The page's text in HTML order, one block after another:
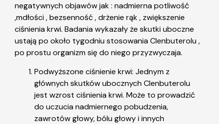
negatywnych objawów jak : nadmierna potliwość
,mdłości , bezsenność , drżenie rąk , zwiększenie
ciśnienia krwi. Badania wykazały że skutki uboczne
ustają po około tygodniu stosowania Clenbuterolu ,
po prostu organizm się do niego przyzwyczaja.
Podwyższone ciśnienie krwi: Jednym z
głównych skutków ubocznych Clenbuterolu
jest wzrost ciśnienia krwi. Może to prowadzić
do uczucia nadmiernego pobudzenia,
zawrotów głowy, bólu głowy i innych